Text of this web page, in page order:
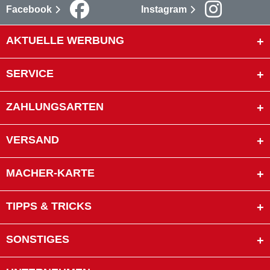
Facebook Instagram
AKTUELLE WERBUNG
SERVICE
ZAHLUNGSARTEN
VERSAND
MACHER-KARTE
TIPPS & TRICKS
SONSTIGES